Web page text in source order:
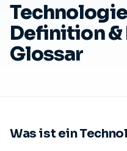
Definition
Glossar
Was ist ein